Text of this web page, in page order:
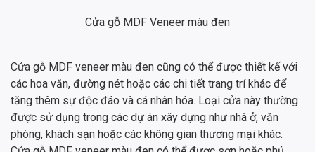
Cửa gỗ MDF Veneer màu đen
Cửa gỗ MDF veneer màu đen cũng có thể được thiết kế với
các hoa văn, đường nét hoặc các chi tiết trang trí khác để
tăng thêm sự độc đáo và cá nhân hóa. Loại cửa này thường
được sử dụng trong các dự án xây dựng như nhà ở, văn
phòng, khách sạn hoặc các không gian thương mại khác.